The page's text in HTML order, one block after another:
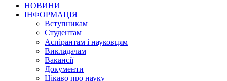
НОВИНИ
ІНФОРМАЦІЯ
Вступникам
Студентам
Аспірантам і науковцям
Викладачам
Вакансії
Документи
Цікаво про науку